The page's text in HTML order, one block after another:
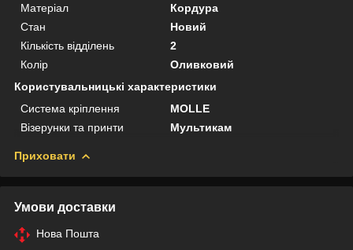
Матеріал
Кордура
Стан
Новий
Кількість відділень
2
Колір
Оливковий
Користувальницькі характеристики
Система кріплення
MOLLE
Візерунки та принти
Мультикам
Приховати
Умови доставки
Нова Пошта